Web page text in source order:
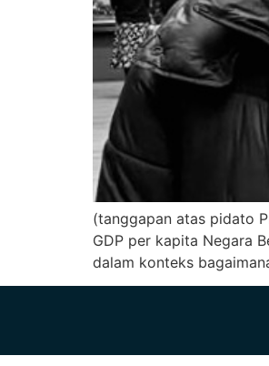
(tanggapan atas pidato
GDP per kapita Negara
dalam konteks